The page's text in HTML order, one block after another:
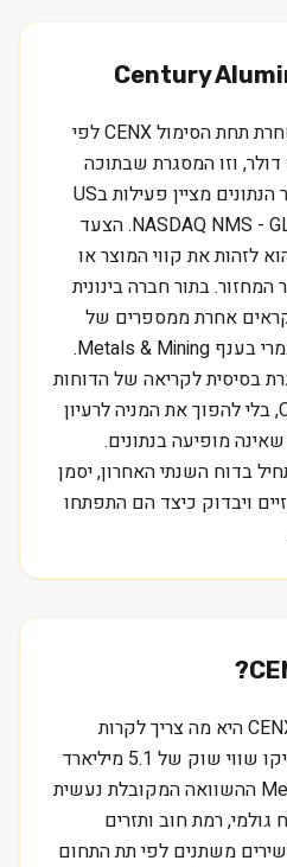
Century
Century Aluminum Co נסחרת תחת הסימול CENX לפי
מיליארד דולר, וזו המסגרת שבתוכה
נבחנים הדוחות שלה. מקור הנתונים מציין פעילות בUS
ומסחר בNASDAQ NMS - GLOBAL MARKET. הצעד
לזהות את קווי המוצר או
בתור חברה בינונית
אחרת ממספרים של
חברה בקנה מידה שונה לגמרי בענף Metals & Mining.
בסיסית לקריאה של הדוחות
של Century Aluminum Co, בלי להפוך את המניה לרעיון
מופיעה בנתונים.
בדוח השנתי האחרון, יסמן
ויבדוק כיצד הם התפתחו
?
השאלה המרכזית בניתוח CENX היא מה צריך לקרות
בעסק כדי שהתוצאות יצדיקו שווי שוק של 5.1 מיליארד
דולר. בענף Metals & Mining ההשוואה המקובלת נעשית
רמת חוב ותזרים
משתנים לפי תת התחום